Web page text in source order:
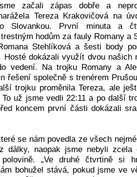
začali zápas dobře a
Tereza Krakovičová na
Slovankou. První minuta a
hodům za fauly Romany a
Stehlíková a šesti body
Hosté dokázali využít dvou našich
vedení. Na trojku Romany a
řešení společně s trenérem
trojku proměnila Tereza, ale
už jsme vedli 22:11 a po další
koncem první části dokázali
se nám povedla ze všech
dálky, naopak jsme nebyli zcela
„Ve druhé čtvrtině si
bohužel stává, pokud jsme ve